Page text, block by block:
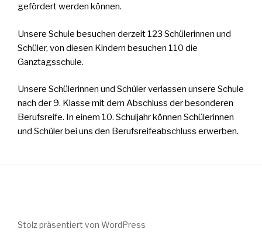
gefördert werden können.
Unsere Schule besuchen derzeit 123 Schülerinnen und
Schüler, von diesen Kindern besuchen 110 die
Ganztagsschule.
Unsere Schülerinnen und Schüler verlassen unsere Schule
nach der 9. Klasse mit dem Abschluss der besonderen
Berufsreife. In einem 10. Schuljahr können Schülerinnen
und Schüler bei uns den Berufsreifeabschluss erwerben.
Stolz präsentiert von WordPress